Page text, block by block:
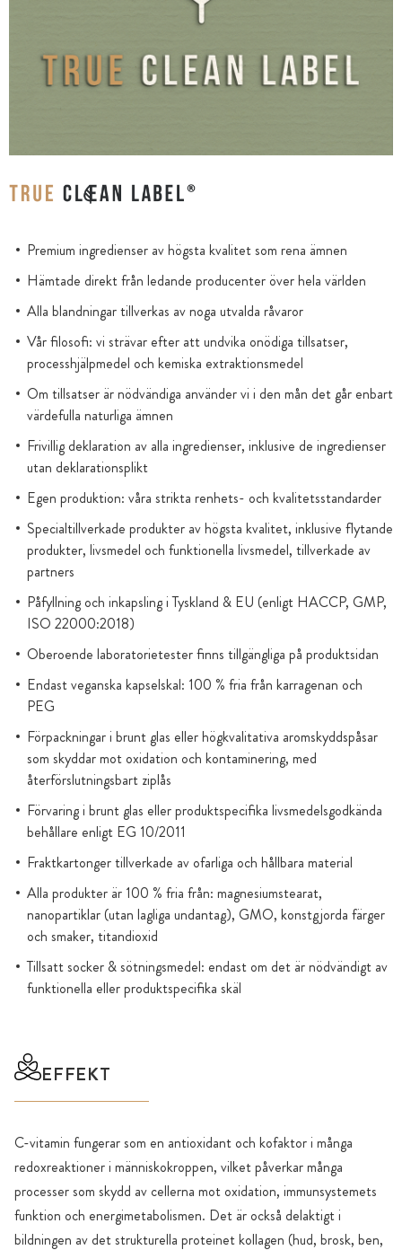
Premium ingredienser av högsta kvalitet som rena ämnen
Hämtade direkt från ledande producenter över hela världen
Alla blandningar tillverkas av noga utvalda råvaror
Vår filosofi: vi strävar efter att undvika onödiga tillsatser,
processhjälpmedel och kemiska extraktionsmedel
Om tillsatser är nödvändiga använder vi i den mån det går enbart
värdefulla naturliga ämnen
Frivillig deklaration av alla ingredienser, inklusive de ingredienser
utan deklarationsplikt
Egen produktion: våra strikta renhets- och kvalitetsstandarder
Specialtillverkade produkter av högsta kvalitet, inklusive flytande
produkter, livsmedel och funktionella livsmedel, tillverkade av
partners
Påfyllning och inkapsling i Tyskland & EU (enligt HACCP, GMP,
ISO 22000:2018)
Oberoende laboratorietester finns tillgängliga på produktsidan
Endast veganska kapselskal: 100 % fria från karragenan och
PEG
Förpackningar i brunt glas eller högkvalitativa aromskyddspåsar
som skyddar mot oxidation och kontaminering, med
återförslutningsbart ziplås
Förvaring i brunt glas eller produktspecifika livsmedelsgodkända
behållare enligt EG 10/2011
Fraktkartonger tillverkade av ofarliga och hållbara material
Alla produkter är 100 % fria från: magnesiumstearat,
nanopartiklar (utan lagliga undantag), GMO, konstgjorda färger
och smaker, titandioxid
Tillsatt socker & sötningsmedel: endast om det är nödvändigt av
funktionella eller produktspecifika skäl
EFFEKT
C-vitamin fungerar som en antioxidant och kofaktor i många
redoxreaktioner i människokroppen, vilket påverkar många
processer som skydd av cellerna mot oxidation, immunsystemets
funktion och energimetabolismen. Det är också delaktigt i
bildningen av det strukturella proteinet kollagen (hud, brosk, ben,